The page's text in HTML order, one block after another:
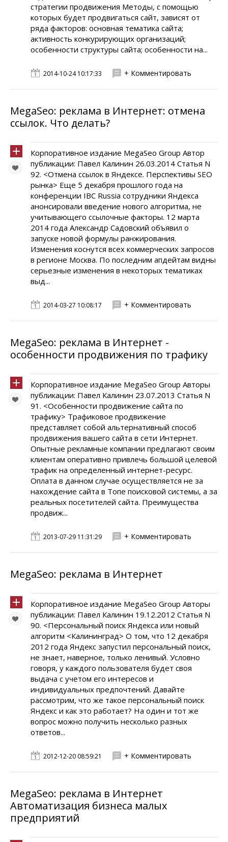
стратегии продвижения Методы, с помощью
которых будет продвигаться сайт, зависят от
ряда факторов: основная тематика сайта;
активность конкурирующих организаций;
особенности структуры сайта; особенности на...
2014-10-24 10:17:33 + Комментировать
MegaSeo: реклама в Интернет: отмена
ссылок. Что делать?
Корпоративное издание MegaSeo Group Автор
публикации: Павел Калинин 26.03.2014 Статья N
92. <Отмена ссылок в Яндексе. Перспективы SEO
рынка> Еще 5 декабря прошлого года на
конференции IBC Russia сотрудники Яндекса
анонсировали введение нового алгоритма, не
учитывающего ссылочные факторы. 12 марта
2014 года Александр Садовский объявил о
запуске новой формулы ранжирования.
Изменения коснутся всех коммерческих запросов
в регионе Москва. По последним апдейтам видны
серьезные изменения в некоторых тематиках
выд...
2014-03-27 10:08:17 + Комментировать
MegaSeo: реклама в Интернет -
особенности продвижения по трафику
Корпоративное издание MegaSeo Group Авторы
публикации: Павел Калинин 23.07.2013 Статья N
91. <Особенности продвижение сайта по
трафику> Трафиковое продвижение
представляет собой альтернативный способ
продвижения вашего сайта в сети Интернет.
Опытные рекламные компании предлагают своим
клиентам оперативно привлечь большой целевой
трафик на определенный интернет-ресурс.
Оплата в данном случае осуществляется не за
нахождение сайта в Топе поисковой системы, а за
реальных посетителей сайта. Преимущества
продвиж...
2013-07-29 11:31:29 + Комментировать
MegaSeo: реклама в Интернет
Корпоративное издание MegaSeo Group Авторы
публикации: Павел Калинин 19.12.2012 Статья N
90. <Персональный поиск Яндекса или новый
алгоритм <Калининград> О том, что 12 декабря
2012 года Яндекс запустил персональный поиск,
не знает, наверное, только ленивый. Условно
говоря, у каждого пользователя будет своя
выдача с учетом его интересов и
индивидуальных предпочтений. Давайте
рассмотрим, что же такое персональный поиск
Яндекс и как это работает? На один и тот же
вопрос можно получить несколько разных
ответов...
2012-12-20 08:59:21 + Комментировать
MegaSeo: реклама в Интернет
Автоматизация бизнеса малых
предприятий